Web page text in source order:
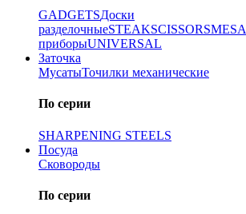
GADGETSДоски
разделочныеSTEAKSCISSORSMESA
приборыUNIVERSAL
Заточка
МусатыТочилки механические
По серии
SHARPENING STEELS
Посуда
Сковороды
По серии